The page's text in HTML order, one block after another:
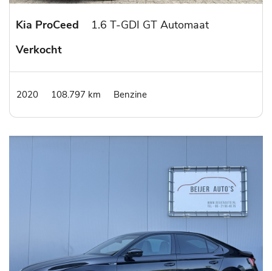
Kia ProCeed
1.6 T-GDI GT Automaat
Verkocht
2020 108.797 km Benzine